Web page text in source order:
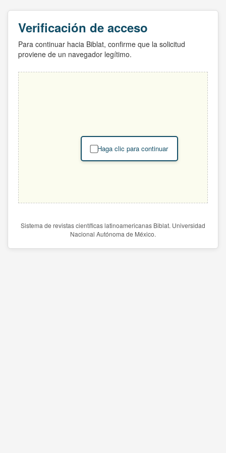
Verificación de acceso
Para continuar hacia Biblat, confirme que la solicitud
proviene de un navegador legítimo.
Haga clic para continuar
Sistema de revistas científicas latinoamericanas Biblat. Universidad
Nacional Autónoma de México.